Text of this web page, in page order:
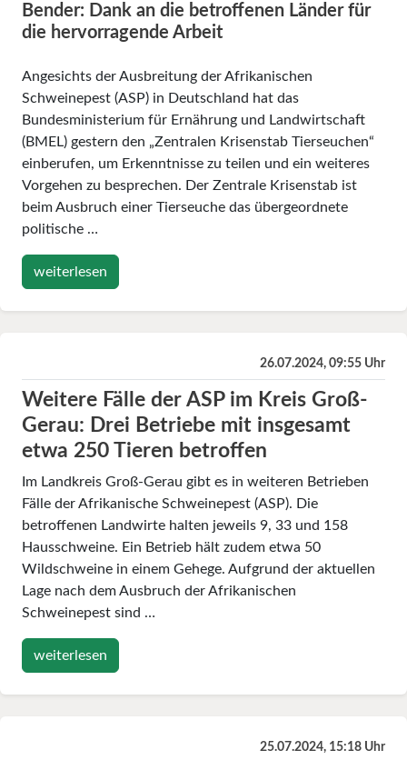
Bender: Dank an die betroffenen Länder für
die hervorragende Arbeit
Angesichts der Ausbreitung der Afrikanischen
Schweinepest (ASP) in Deutschland hat das
Bundesministerium für Ernährung und Landwirtschaft
(BMEL) gestern den „Zentralen Krisenstab Tierseuchen“
einberufen, um Erkenntnisse zu teilen und ein weiteres
Vorgehen zu besprechen. Der Zentrale Krisenstab ist
beim Ausbruch einer Tierseuche das übergeordnete
politische …
weiterlesen
26.07.2024, 09:55 Uhr
Weitere Fälle der ASP im Kreis Groß-
Gerau: Drei Betriebe mit insgesamt
etwa 250 Tieren betroffen
Im Landkreis Groß-Gerau gibt es in weiteren Betrieben
Fälle der Afrikanische Schweinepest (ASP). Die
betroffenen Landwirte halten jeweils 9, 33 und 158
Hausschweine. Ein Betrieb hält zudem etwa 50
Wildschweine in einem Gehege. Aufgrund der aktuellen
Lage nach dem Ausbruch der Afrikanischen
Schweinepest sind …
weiterlesen
25.07.2024, 15:18 Uhr